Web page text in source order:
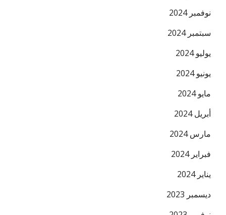
نوفمبر 2024
سبتمبر 2024
يوليو 2024
يونيو 2024
مايو 2024
أبريل 2024
مارس 2024
فبراير 2024
يناير 2024
ديسمبر 2023